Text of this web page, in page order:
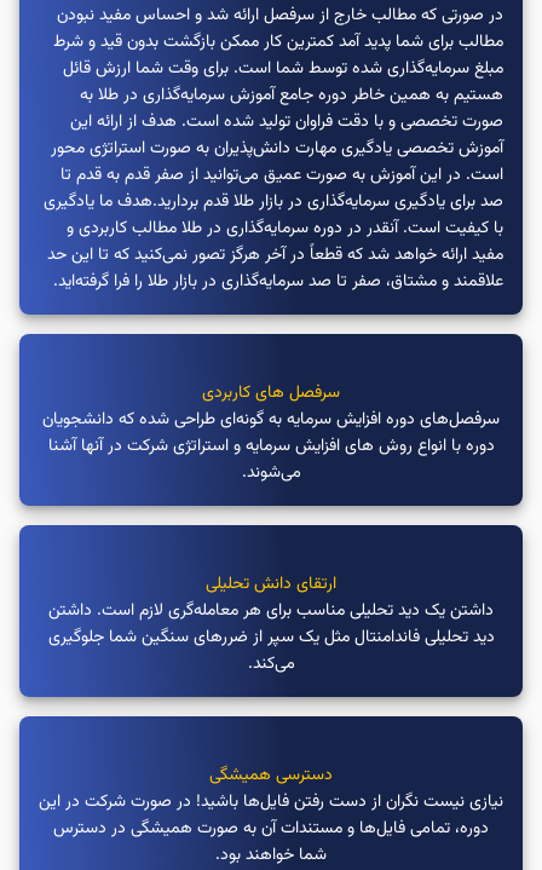
در صورتی که مطالب خارج از سرفصل ارائه شد و احساس مفید نبودن
مطالب برای شما پدید آمد کمترین کار ممکن بازگشت بدون قید و شرط
مبلغ سرمایه‌گذاری شده توسط شما است. برای وقت شما ارزش قائل
هستیم به همین خاطر دوره جامع آموزش سرمایه‌گذاری در طلا به
صورت تخصصی و با دقت فراوان تولید شده است. هدف از ارائه این
آموزش تخصصی یادگیری مهارت دانش‌پذیران به صورت استراتژی‌ محور
است. در این آموزش به صورت عمیق می‌توانید از صفر قدم به قدم تا
صد برای یادگیری سرمایه‌گذاری در بازار طلا قدم بردارید.هدف ما یادگیری
با کیفیت است. آنقدر در دوره سرمایه‌گذاری در طلا مطالب کاربردی و
مفید ارائه خواهد شد که قطعاً در آخر هرگز تصور نمی‌کنید که تا این حد
علاقمند و مشتاق، صفر تا صد سرمایه‌گذاری در بازار طلا را فرا گرفته‌اید.
سرفصل های کاربردی
سرفصل‌های دوره افزایش سرمایه به گونه‌ای طراحی شده که دانشجویان
دوره با انواع روش های افزایش سرمایه و استراتژی شرکت در آنها آشنا
می‌شوند.
ارتقای دانش تحلیلی
داشتن یک دید تحلیلی مناسب برای هر معامله‌گری لازم است. داشتن
دید تحلیلی فاندامنتال مثل یک سپر از ضررهای سنگین شما جلوگیری
می‌کند.
دسترسی همیشگی
نیازی نیست نگران از دست رفتن فایل‌ها باشید! در صورت شرکت در این
دوره، تمامی فایل‌ها و مستندات آن به صورت همیشگی در دسترس
شما خواهند بود.